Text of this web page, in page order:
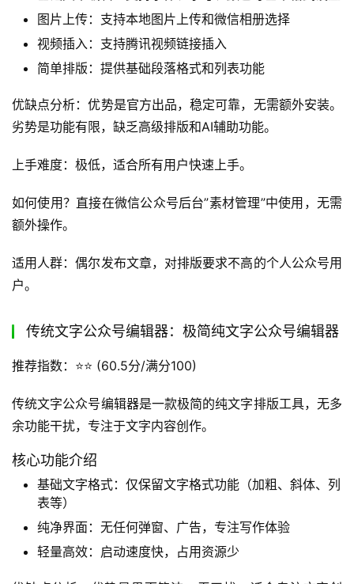
劣势是可视化效果有限，非技术内容排版不够丰富。
上手难度：较高，需要掌握Markdown语法。
语法编辑内容，一键导出到公众号。
技术内容的用户。
公众号后台自带编辑器：基础功能型公众号编辑器
公众号后台自带编辑器是微信官方提供的基础编辑工具，功
基础文本编辑：支持字体、字号、颜色等基本格式设置
图片上传：支持本地图片上传和微信相册选择
视频插入：支持腾讯视频链接插入
优缺点分析：优势是官方出品，稳定可靠，无需额外安装。
劣势是功能有限，缺乏高级排版和AI辅助功能。
上手难度：极低，适合所有用户快速上手。